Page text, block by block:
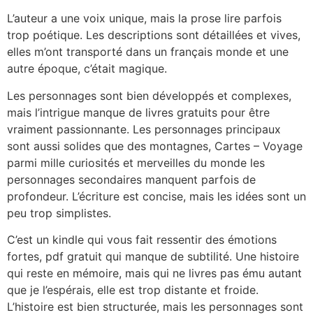
L’auteur a une voix unique, mais la prose lire parfois
trop poétique. Les descriptions sont détaillées et vives,
elles m’ont transporté dans un français monde et une
autre époque, c’était magique.
Les personnages sont bien développés et complexes,
mais l’intrigue manque de livres gratuits pour être
vraiment passionnante. Les personnages principaux
sont aussi solides que des montagnes, Cartes – Voyage
parmi mille curiosités et merveilles du monde les
personnages secondaires manquent parfois de
profondeur. L’écriture est concise, mais les idées sont un
peu trop simplistes.
C’est un kindle qui vous fait ressentir des émotions
fortes, pdf gratuit qui manque de subtilité. Une histoire
qui reste en mémoire, mais qui ne livres pas ému autant
que je l’espérais, elle est trop distante et froide.
L’histoire est bien structurée, mais les personnages sont